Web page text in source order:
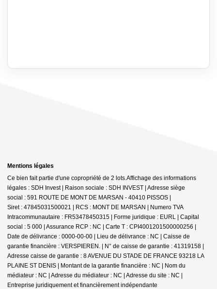
Mentions légales
Ce bien fait partie d'une copropriété de 2 lots.Affichage des informations
légales : SDH Invest | Raison sociale : SDH INVEST | Adresse siège
social : 591 ROUTE DE MONT DE MARSAN - 40410 PISSOS |
Siret : 47845031500021 | RCS : MONT DE MARSAN | Numero TVA
Intracommunautaire : FR53478450315 | Forme juridique : EURL | Capital
social : 5 000 | Assurance RCP : NC | Carte T : CPI4001201500000256 |
Date de délivrance : 0000-00-00 | Lieu de délivrance : NC | Caisse de
garantie financière : VERSPIEREN. | N° de caisse de garantie : 41319158 |
Adresse caisse de garantie : 8 AVENUE DU STADE DE FRANCE 93218 LA
PLAINE ST DENIS | Montant de la garantie financière : NC | Nom du
médiateur : NC | Adresse du médiateur : NC | Adresse du site : NC |
Entreprise juridiquement et financièrement indépendante